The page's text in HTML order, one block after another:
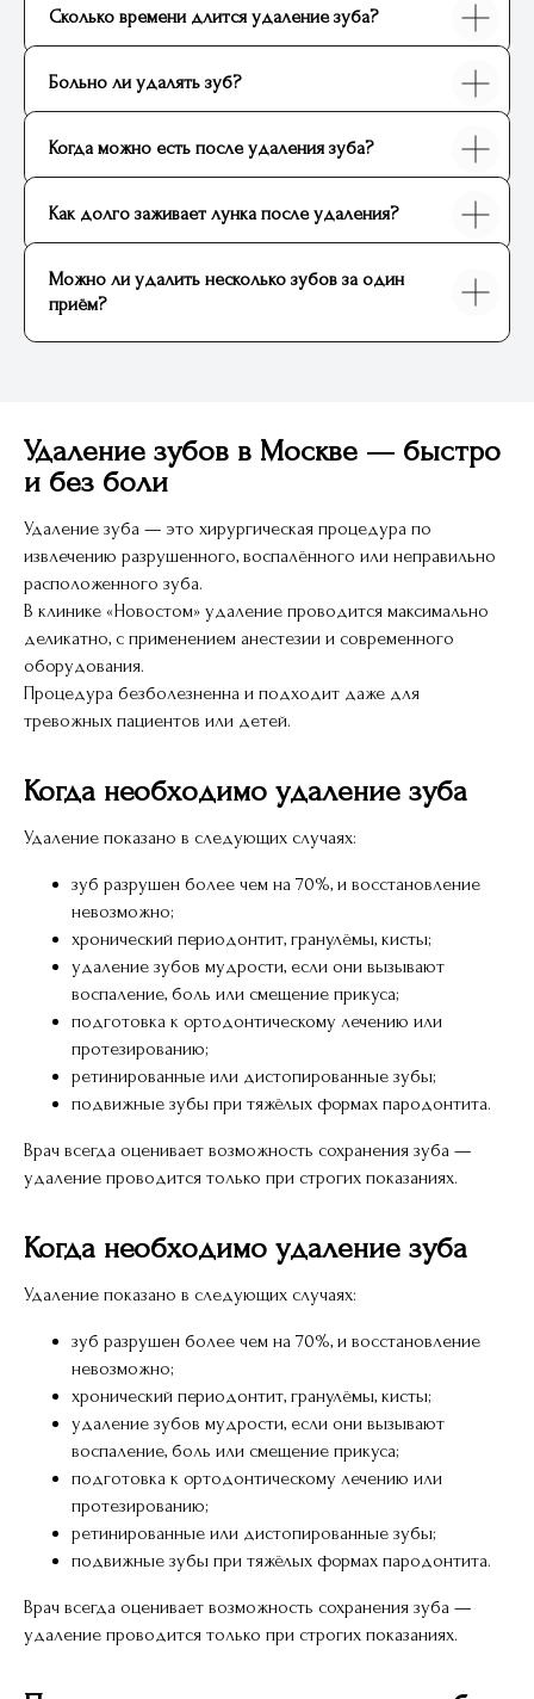
Сколько времени длится удаление зуба?
Больно ли удалять зуб?
Когда можно есть после удаления зуба?
Как долго заживает лунка после удаления?
Можно ли удалить несколько зубов за один
приём?
Удаление зубов в Москве — быстро
и без боли
Удаление зуба — это хирургическая процедура по
извлечению разрушенного, воспалённого или неправильно
расположенного зуба.
В клинике «Новостом» удаление проводится максимально
деликатно, с применением анестезии и современного
оборудования.
Процедура безболезненна и подходит даже для
тревожных пациентов или детей.
Когда необходимо удаление зуба
Удаление показано в следующих случаях:
зуб разрушен более чем на 70%, и восстановление
невозможно;
хронический периодонтит, гранулёмы, кисты;
удаление зубов мудрости, если они вызывают
воспаление, боль или смещение прикуса;
подготовка к ортодонтическому лечению или
протезированию;
ретинированные или дистопированные зубы;
подвижные зубы при тяжёлых формах пародонтита.
Врач всегда оценивает возможность сохранения зуба —
удаление проводится только при строгих показаниях.
Когда необходимо удаление зуба
Удаление показано в следующих случаях:
зуб разрушен более чем на 70%, и восстановление
невозможно;
хронический периодонтит, гранулёмы, кисты;
удаление зубов мудрости, если они вызывают
воспаление, боль или смещение прикуса;
подготовка к ортодонтическому лечению или
протезированию;
ретинированные или дистопированные зубы;
подвижные зубы при тяжёлых формах пародонтита.
Врач всегда оценивает возможность сохранения зуба —
удаление проводится только при строгих показаниях.
Иванов Александр Петрович
Выберите клинику
+7
Нажимая на кнопку, вы соглашаетесь с
Политики обработки
персональных данныхи даетесогласиена
обработку своих персональных данных
Оставить заявку
Записаться на приём